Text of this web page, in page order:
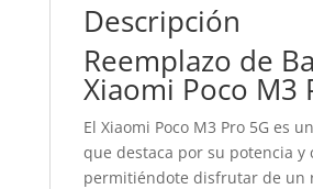
Descripción
Reemplazo de
Xiaomi Poco M3
El Xiaomi Poco M3 Pro 5G es
que destaca por su potencia y
permitiéndote disfrutar de un